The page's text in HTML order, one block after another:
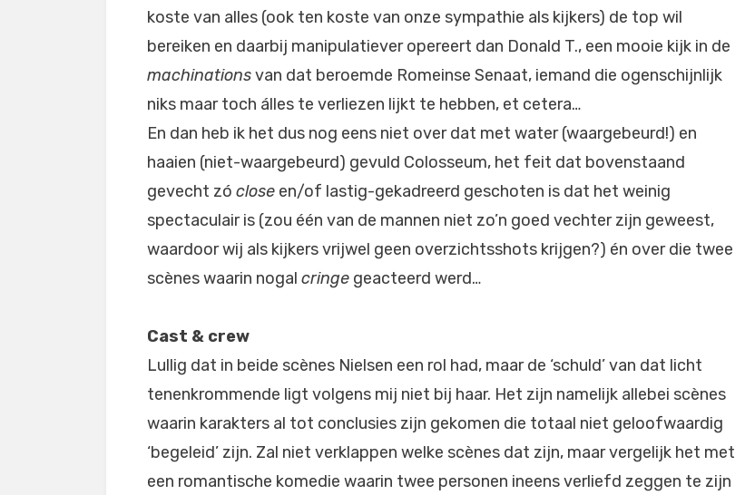
koste van alles (ook ten koste van onze sympathie als kijkers) de top wil
bereiken en daarbij manipulatiever opereert dan Donald T., een mooie kijk in de
machinationsvan dat beroemde Romeinse Senaat, iemand die ogenschijnlijk
niks maar toch álles te verliezen lijkt te hebben, et cetera…
En dan heb ik het dus nog eens niet over dat met water (waargebeurd!) en
haaien (niet-waargebeurd) gevuld Colosseum, het feit dat bovenstaand
gevecht zó close en/of lastig-gekadreerd geschoten is dat het weinig
spectaculair is (zou één van de mannen niet zo’n goed vechter zijn geweest,
waardoor wij als kijkers vrijwel geen overzichtsshots krijgen?) én over die twee
scènes waarin nogal cringe geacteerd werd…
Cast & crew
Lullig dat in beide scènes Nielsen een rol had, maar de ‘schuld’ van dat licht
tenenkrommende ligt volgens mij niet bij haar. Het zijn namelijk allebei scènes
waarin karakters al tot conclusies zijn gekomen die totaal niet geloofwaardig
‘begeleid’ zijn. Zal niet verklappen welke scènes dat zijn, maar vergelijk het met
een romantische komedie waarin twee personen ineens verliefd zeggen te zijn